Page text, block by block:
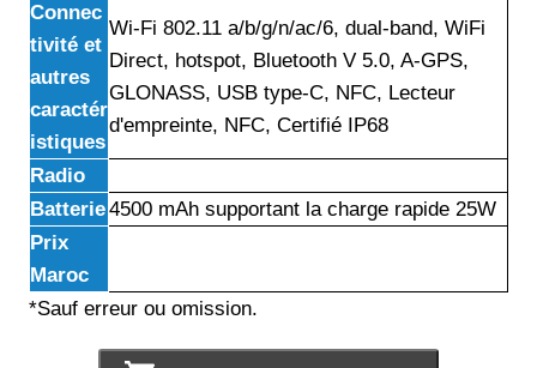
Connec
tivité et
autres
caractér
istiques
Wi-Fi 802.11 a/b/g/n/ac/6, dual-band, WiFi
Direct, hotspot, Bluetooth V 5.0, A-GPS,
GLONASS, USB type-C, NFC, Lecteur
d'empreinte, NFC, Certifié IP68
Radio
Batterie4500 mAh supportant la charge rapide 25W
Prix
Maroc
*Sauf erreur ou omission.